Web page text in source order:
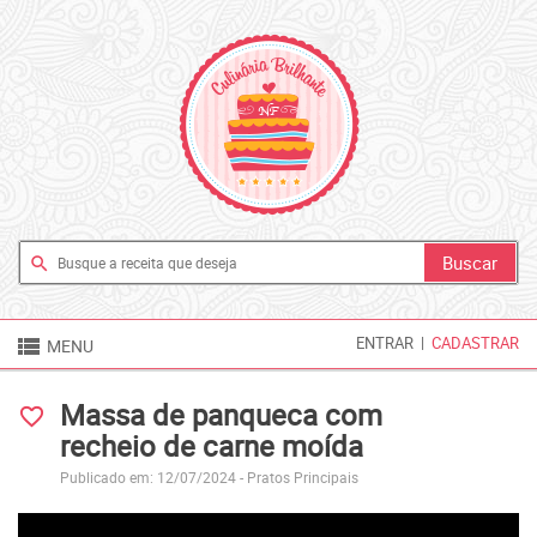
search
 MENU ENTRAR | CADASTRAR
favorite_border
Massa de panqueca com
recheio de carne moída
Publicado em: 12/07/2024 - Pratos Principais